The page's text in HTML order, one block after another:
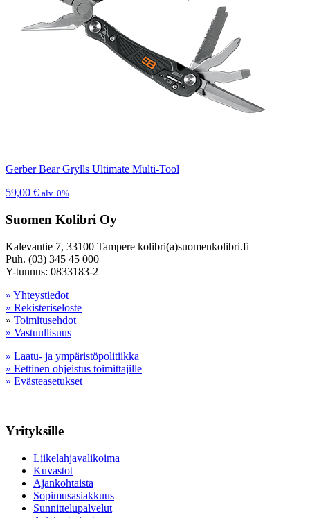
Gerber Bear Grylls Ultimate Multi-Tool
59,00 € alv. 0%
Suomen Kolibri Oy
Kalevantie 7, 33100 Tampere kolibri(a)suomenkolibri.fi
Puh. (03) 345 45 000
Y-tunnus: 0833183-2
» Yhteystiedot
» Rekisteriseloste
» Toimitusehdot
» Vastuullisuus
» Laatu- ja ympäristöpolitiikka
» Eettinen ohjeistus toimittajille
» Evästeasetukset
Yrityksille
Liikelahjavalikoima
Kuvastot
Ajankohtaista
Sopimusasiakkuus
Sunnittelupalvelut